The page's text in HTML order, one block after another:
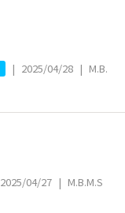
| 2025/04/28 | M.B.
2025/04/27 | M.B.M.S